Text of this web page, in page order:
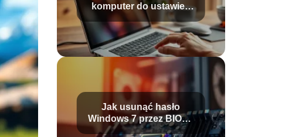
komputer do ustawień
fabrycznych?
Przewodnik krok po
kroku
Jak usunąć hasło
Windows 7 przez BIOS?
Prosty przewodnik